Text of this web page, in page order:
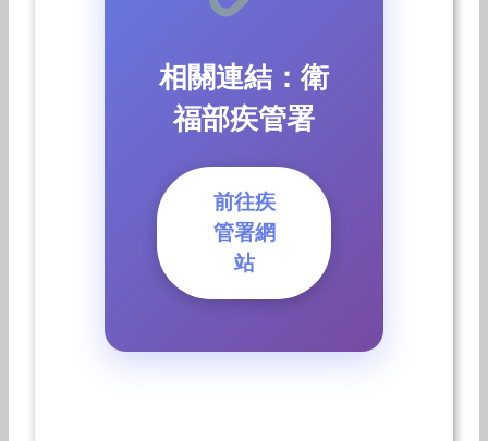
相關連結：衛
福部疾管署
前往疾
管署網
站